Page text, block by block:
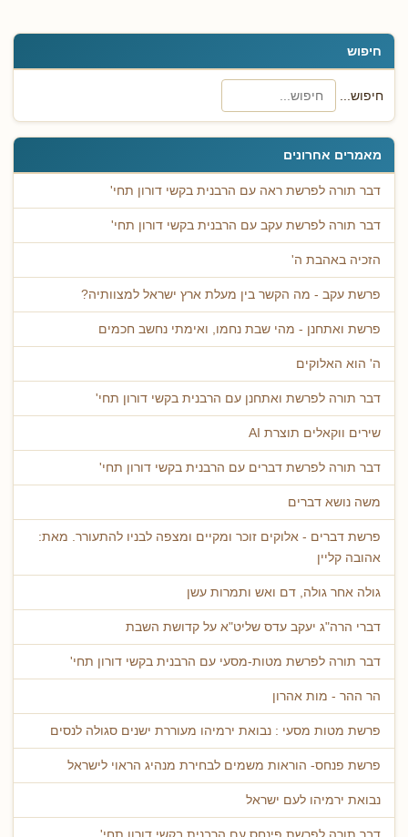
חיפוש
חיפוש...
מאמרים אחרונים
דבר תורה לפרשת ראה עם הרבנית בקשי דורון תחי'
דבר תורה לפרשת עקב עם הרבנית בקשי דורון תחי'
הזכיה באהבת ה'
פרשת עקב - מה הקשר בין מעלת ארץ ישראל למצוותיה?
פרשת ואתחנן - מהי שבת נחמו, ואימתי נחשב חכמים
ה' הוא האלוקים
דבר תורה לפרשת ואתחנן עם הרבנית בקשי דורון תחי'
שירים ווקאלים תוצרת AI
דבר תורה לפרשת דברים עם הרבנית בקשי דורון תחי'
משה נושא דברים
פרשת דברים - אלוקים זוכר ומקיים ומצפה לבניו להתעורר. מאת:
אהובה קליין
גולה אחר גולה, דם ואש ותמרות עשן
דברי הרה"ג יעקב עדס שליט"א על קדושת השבת
דבר תורה לפרשת מטות-מסעי עם הרבנית בקשי דורון תחי'
הר ההר - מות אהרון
פרשת מטות מסעי : נבואת ירמיהו מעוררת ישנים סגולה לנסים
פרשת פנחס- הוראות משמים לבחירת מנהיג הראוי לישראל
נבואת ירמיהו לעם ישראל